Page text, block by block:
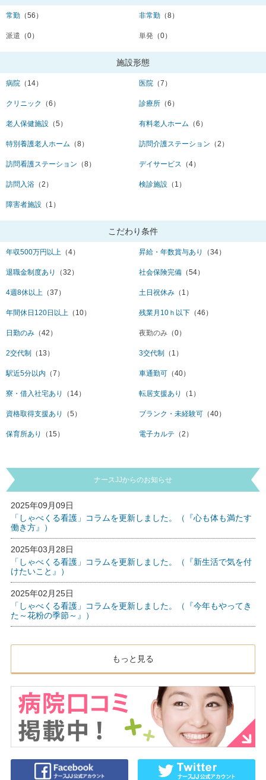
常勤 （56） 非常勤 （8）
派遣 （0） 単発 （0）
施設形態
病院 （14） 医院 （7）
クリニック （6） 診療所 （6）
老人保健施設 （5） 有料老人ホーム （6）
特別養護老人ホーム （8） 訪問介護ステーション （2）
訪問看護ステーション （8） デイサービス （4）
訪問入浴 （2） 検診施設 （1）
障害者施設 （1）
こだわり条件
年収500万円以上 （4） 昇給・年数賞与あり （34）
退職金制度あり （32） 社会保険完備 （54）
4週8休以上 （37） 土日祝休み （1）
年間休日120日以上 （10） 残業月10ｈ以下 （46）
日勤のみ （42） 夜勤のみ （0）
2交代制 （13） 3交代制 （1）
駅近5分以内 （7） 車通勤可 （40）
寮・借入社宅あり （14） 転居支援あり （1）
資格取得支援あり （5） ブランク・未経験可 （40）
保育所あり （15） 電子カルテ （2）
ナースJJからのお知らせ
2025年09月09日
「しゃべくる看護」コラムを更新しました。（『心も体も満たす
働き方』）
2025年03月28日
「しゃべくる看護」コラムを更新しました。（『新生活で気を付
けたいこと』）
2025年02月25日
「しゃべくる看護」コラムを更新しました。（『今年もやってき
た～花粉の季節～』）
もっと見る